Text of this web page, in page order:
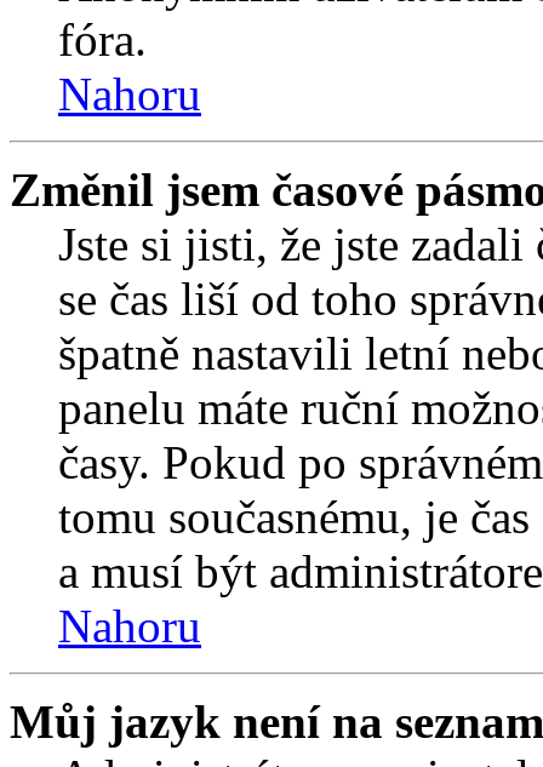
fóra.
Nahoru
Změnil jsem časové
Jste si jisti, že jste zadali
se čas liší od toho
špatně nastavili letní
panelu máte ruční
časy. Pokud po
tomu současnému, je
a musí být
Nahoru
Můj jazyk není na